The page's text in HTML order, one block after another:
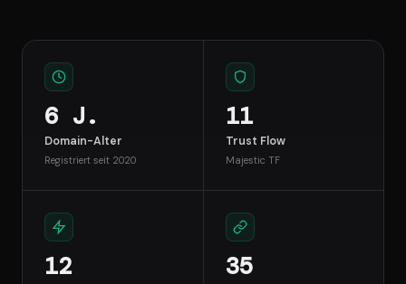
6 J.
Domain-Alter
Registriert seit 2020
11
Trust Flow
Majestic TF
12 35